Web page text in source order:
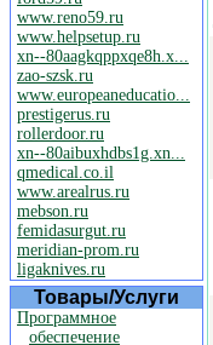
www.reno59.ru
www.helpsetup.ru
xn--80aagkqppxqe8h.x...
zao-szsk.ru
www.europeaneducatio...
prestigerus.ru
rollerdoor.ru
xn--80aibuxhdbs1g.xn...
qmedical.co.il
www.arealrus.ru
mebson.ru
femidasurgut.ru
meridian-prom.ru
ligaknives.ru
Товары/Услуги
Программное
обеспечение